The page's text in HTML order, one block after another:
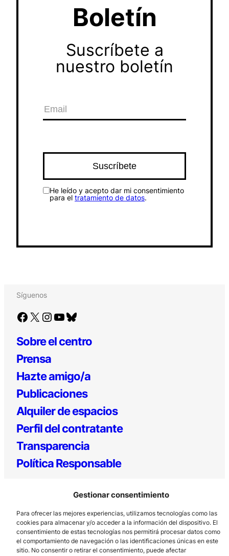
Gestionar consentimiento
Para ofrecer las mejores experiencias, utilizamos tecnologías como las
cookies para almacenar y/o acceder a la información del dispositivo. El
consentimiento de estas tecnologías nos permitirá procesar datos como
el comportamiento de navegación o las identificaciones únicas en este
sitio. No consentir o retirar el consentimiento, puede afectar
Boletín
Suscríbete a
nuestro boletín
He leído y acepto dar mi consentimiento
para el tratamiento de datos.
Síguenos
Facebook X Instagram YouTube Bluesky
Sobre el centro
Prensa
Hazte amigo/a
Publicaciones
Alquiler de espacios
Perfil del contratante
Transparencia
Política Responsable
Los Prados, 121 – 33203 Gijón